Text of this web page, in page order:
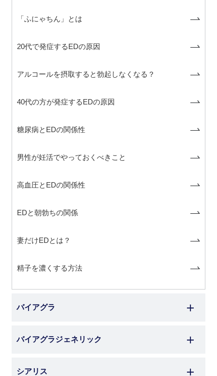
「ふにゃちん」とは
20代で発症するEDの原因
アルコールを摂取すると勃起しなくなる？
40代の方が発症するEDの原因
糖尿病とEDの関係性
男性が妊活でやっておくべきこと
高血圧とEDの関係性
EDと朝勃ちの関係
妻だけEDとは？
精子を濃くする方法
バイアグラ
バイアグラジェネリック
シアリス